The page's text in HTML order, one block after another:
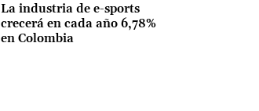
La industria de e-sports
crecerá en cada año 6,78%
en Colombia